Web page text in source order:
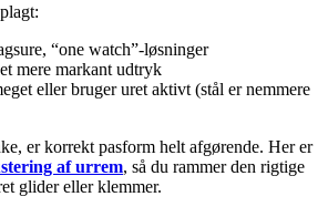
“one watch”-løsninger
mere markant udtryk
eller bruger uret aktivt (stål er nemmere
er korrekt pasform helt afgørende. Her er
af urrem, så du rammer den rigtige
glider eller klemmer.